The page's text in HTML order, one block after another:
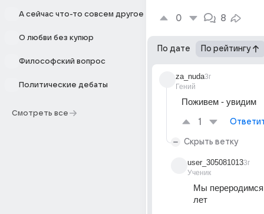
А сейчас что-то совсем другое
О любви без купюр
Философский вопрос
Политические дебаты
Смотреть все
0 8
По дате По рейтингу
za_nuda
Гений
3г
Поживем - увидим
1
Скрыть ветку
user_305081013
Ученик
3г
Мы переродимся
лет